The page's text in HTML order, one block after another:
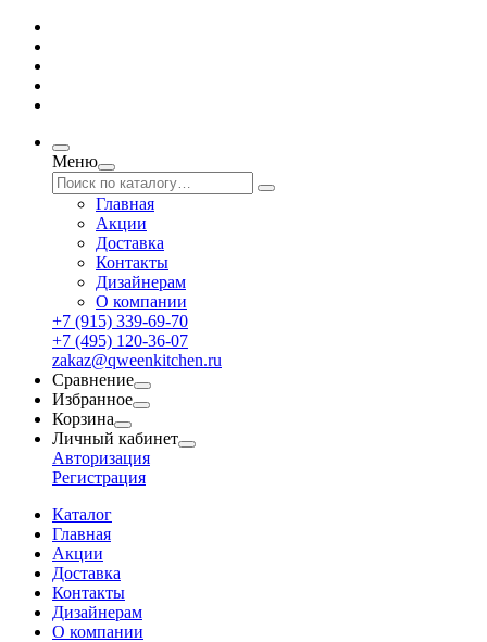
Меню
Главная
Акции
Доставка
Контакты
Дизайнерам
О компании
+7 (915) 339-69-70
+7 (495) 120-36-07
zakaz@qweenkitchen.ru
Сравнение
Избранное
Корзина
Личный кабинет
Авторизация
Регистрация
Каталог
Главная
Акции
Доставка
Контакты
Дизайнерам
О компании